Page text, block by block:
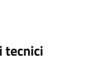
tecnici